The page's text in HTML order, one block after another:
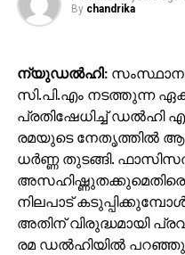
By chandrika
ന്യുഡല്‍ഹി:
സി.പി.എം നടത്തുന്ന
പ്രതിഷേധിച്ച് ഡല്‍ഹി
രമയുടെ നേതൃത്തില്‍
ധര്‍ണ്ണ തുടങ്ങി.
അസഹിഷ്ണുതക്കുമെതിരെ
നിലപാട്
അതിന് വിരുദ്ധമായി
രമ ഡല്‍ഹിയില്‍